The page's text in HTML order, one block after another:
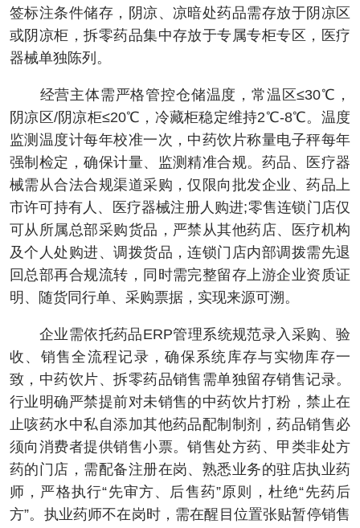
签标注条件储存，阴凉、凉暗处药品需存放于阴凉区
或阴凉柜，拆零药品集中存放于专属专柜专区，医疗
器械单独陈列。
经营主体需严格管控仓储温度，常温区≤30℃，
阴凉区/阴凉柜≤20℃，冷藏柜稳定维持2℃-8℃。温度
监测温度计每年校准一次，中药饮片称量电子秤每年
强制检定，确保计量、监测精准合规。药品、医疗器
械需从合法合规渠道采购，仅限向批发企业、药品上
市许可持有人、医疗器械注册人购进;零售连锁门店仅
可从所属总部采购货品，严禁从其他药店、医疗机构
及个人处购进、调拨货品，连锁门店内部调拨需先退
回总部再合规流转，同时需完整留存上游企业资质证
明、随货同行单、采购票据，实现来源可溯。
企业需依托药品ERP管理系统规范录入采购、验
收、销售全流程记录，确保系统库存与实物库存一
致，中药饮片、拆零药品销售需单独留存销售记录。
行业明确严禁提前对未销售的中药饮片打粉，禁止在
止咳药水中私自添加其他药品配制制剂，药品销售必
须向消费者提供销售小票。销售处方药、甲类非处方
药的门店，需配备注册在岗、熟悉业务的驻店执业药
师，严格执行“先审方、后售药”原则，杜绝“先药后
方”。执业药师不在岗时，需在醒目位置张贴暂停销售